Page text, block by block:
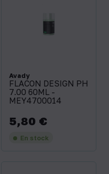
Avady
FLACON DESIGN PH
7.00 60ML -
MEY4700014
Prix
5,80 €
En stock